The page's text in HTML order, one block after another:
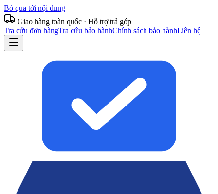
Bỏ qua tới nội dung
Giao hàng toàn quốc · Hỗ trợ trả góp
Tra cứu đơn hàngTra cứu bảo hànhChính sách bảo hànhLiên hệ